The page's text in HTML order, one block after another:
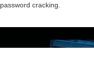
password cracking.